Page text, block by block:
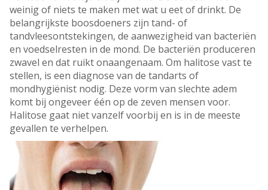
weinig of niets te maken met wat u eet of drinkt. De
belangrijkste boosdoeners zijn tand- of
tandvleesontstekingen, de aanwezigheid van bacteriën
en voedselresten in de mond. De bacteriën produceren
zwavel en dat ruikt onaangenaam. Om halitose vast te
stellen, is een diagnose van de tandarts of
mondhygiënist nodig. Deze vorm van slechte adem
komt bij ongeveer één op de zeven mensen voor.
Halitose gaat niet vanzelf voorbij en is in de meeste
gevallen te verhelpen.